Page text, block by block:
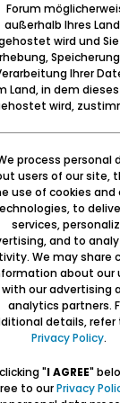
+ 1.11.2021
Hits
0 Likes
11:18
in Soest
Hits0 Likes
"Danzig
+ 1.11.2021
Hits0 Likes
14:31
Treffen in
0 Likes
12.09.2017, 00:25
Forum
außerhalb Ihres
wird und
Ihrer
Land, in dem
wird,
process personal
users of our site,
use of cookies and
to
services,
and to
We may share
about our
with our advertising
analytics partners.
details, refer
Privacy Policy.
"I AGREE"
to ourPrivacy